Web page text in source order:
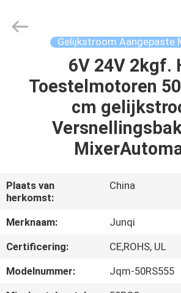
PRODUCTEN
FABRIEKSTOCHT
KWALITEITSCONTROLE
NEEM
International
Trade
Gelijkstroom Aangepaste
6V 24V 2kgf.
Toestelmotoren
cm
Plaats van
herkomst:
China
Merknaam:
Junqi
Certificering:
CE,ROHS, UL
Modelnummer:
Jqm-50RS555